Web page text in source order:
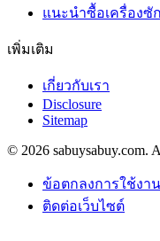
แนะนำซื้อเครื่อง
เพิ่มเติม
เกี่ยวกับเรา
Disclosure
Sitemap
© 2026 sabuysabuy.com.
ข้อตกลงการใช้งาน
ติดต่อเว็บไซต์